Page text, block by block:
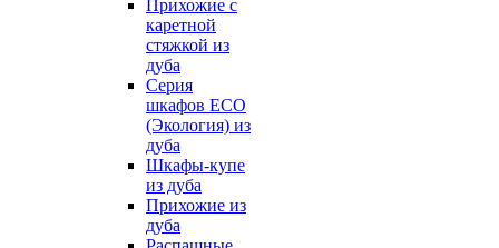
Прихожие с
каретной
стяжкой из
дуба
Серия
шкафов ECO
(Экология) из
дуба
Шкафы-купе
из дуба
Прихожие из
дуба